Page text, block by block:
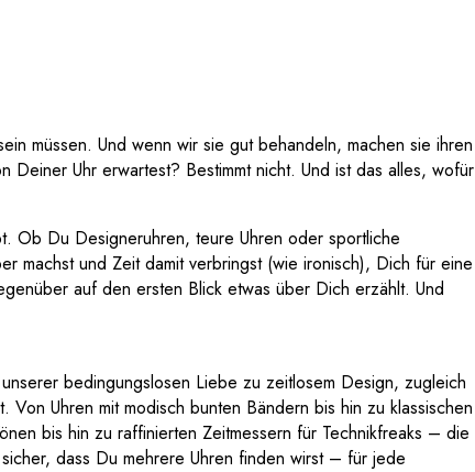
müssen. Und wenn wir sie gut behandeln, machen sie ihren
Uhr erwartest? Bestimmt nicht. Und ist das alles, wofür
Ob Du Designeruhren, teure Uhren oder sportliche
machst und Zeit damit verbringst (wie ironisch), Dich für eine
auf den ersten Blick etwas über Dich erzählt. Und
bedingungslosen Liebe zu zeitlosem Design, zugleich
Uhren mit modisch bunten Bändern bis hin zu klassischen
bis hin zu raffinierten Zeitmessern für Technikfreaks – die
dass Du mehrere Uhren finden wirst – für jede